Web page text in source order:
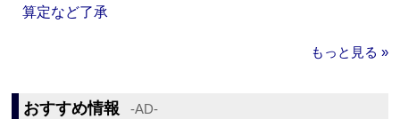
算定など了承
もっと見る »
おすすめ情報 ‐AD‐